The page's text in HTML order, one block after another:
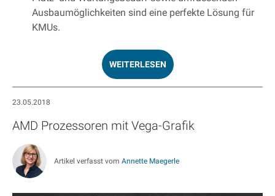
Ausbaumöglichkeiten sind eine perfekte Lösung für
KMUs.
WEITERLESEN
23.05.2018
AMD Prozessoren mit Vega-Grafik
Artikel verfasst vom Annette Maegerle